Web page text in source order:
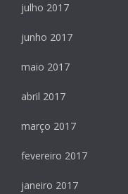
julho 2017
junho 2017
maio 2017
abril 2017
março 2017
fevereiro 2017
janeiro 2017